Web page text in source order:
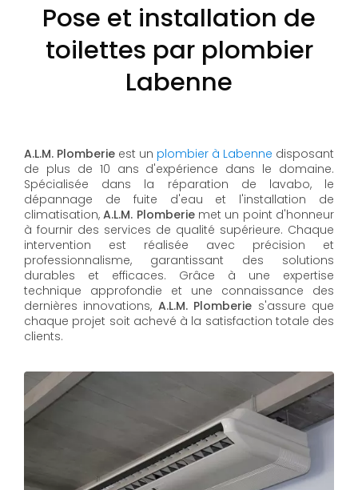
Pose et installation de
toilettes par plombier
Labenne
A.L.M. Plomberie est un plombier à Labenne disposant
de plus de 10 ans d'expérience dans le domaine.
Spécialisée dans la réparation de lavabo, le
dépannage de fuite d'eau et l'installation de
climatisation,A.L.M. Plomberiemet un point d'honneur
à fournir des services de qualité supérieure. Chaque
intervention est réalisée avec précision et
professionnalisme, garantissant des solutions
durables et efficaces. Grâce à une expertise
technique approfondie et une connaissance des
dernières innovations, A.L.M. Plomberie s'assure que
chaque projet soit achevé à la satisfaction totale des
clients.